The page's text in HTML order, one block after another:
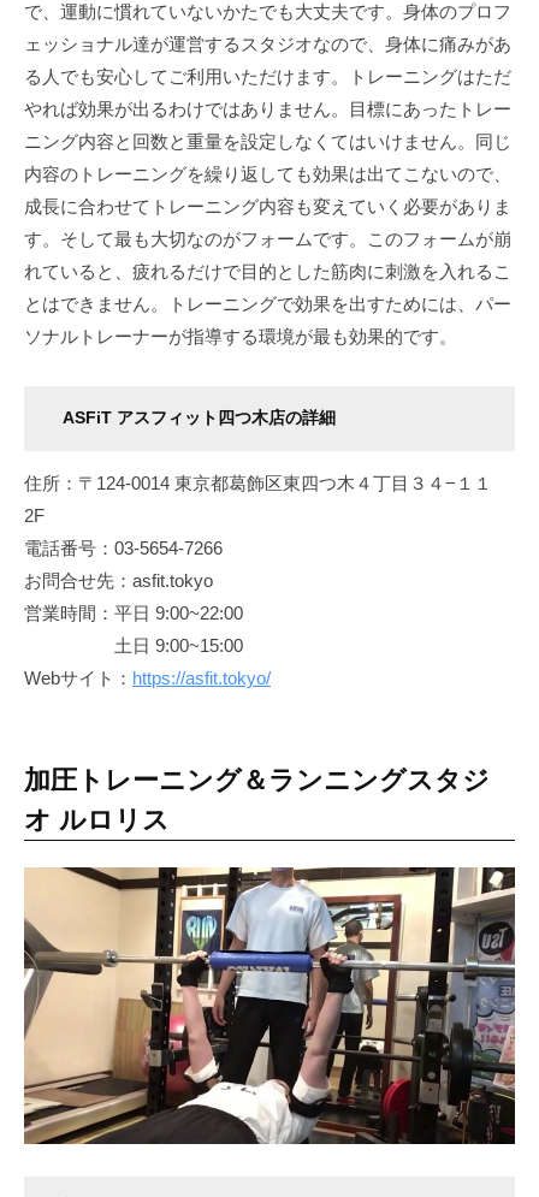
で、運動に慣れていないかたでも大丈夫です。身体のプロフ
ェッショナル達が運営するスタジオなので、身体に痛みがあ
る人でも安心してご利用いただけます。トレーニングはただ
やれば効果が出るわけではありません。目標にあったトレー
ニング内容と回数と重量を設定しなくてはいけません。同じ
内容のトレーニングを繰り返しても効果は出てこないので、
成長に合わせてトレーニング内容も変えていく必要がありま
す。そして最も大切なのがフォームです。このフォームが崩
れていると、疲れるだけで目的とした筋肉に刺激を入れるこ
とはできません。トレーニングで効果を出すためには、パー
ソナルトレーナーが指導する環境が最も効果的です。
ASFiT アスフィット四つ木店の詳細
住所：〒124-0014 東京都葛飾区東四つ木４丁目３４−１１
2F
電話番号：03-5654-7266
お問合せ先：asfit.tokyo
営業時間：平日 9:00~22:00
土日 9:00~15:00
Webサイト： https://asfit.tokyo/
加圧トレーニング＆ランニングスタジ
オ ルロリス